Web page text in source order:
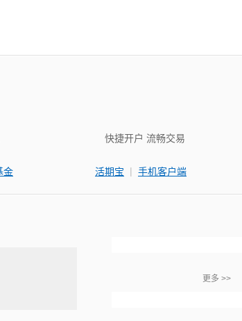
金
快捷开户 流畅交易
活期宝 | 手机客户端
更多 >>